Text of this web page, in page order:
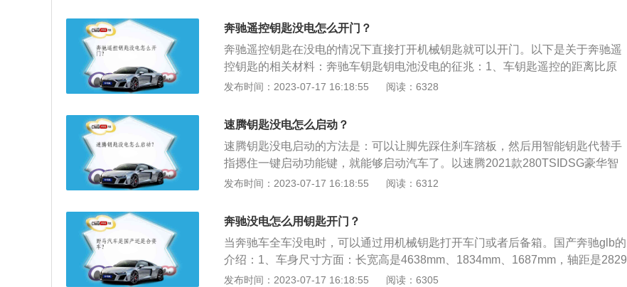
插进去轻轻一撬，就可以撬动奔驰品牌标志那一块，把这块东西拿掉后可以看到
钥匙的电池，换上新电池就可以正常使用。
奔驰遥控钥匙没电怎么开门？
奔驰遥控钥匙在没电的情况下直接打开机械钥匙就可以开门。以下是关于奔驰遥
控钥匙的相关材料：奔驰车钥匙钥电池没电的征兆：1、车钥匙遥控的距离比原
来短，比如平时在5、6米远的地方能解锁，而如今必须要站在车门旁才能解锁。
门打开。3、钥匙上面的指示灯变暗，或忽明忽暗。还有一些比较高档的车型，
会在仪表盘上面进行提示，告诉车主，钥匙电池快要没电。
发布时间：2023-07-17 16:18:55 阅读：6328
速腾钥匙没电怎么启动？
速腾钥匙没电启动的方法是：可以让脚先踩住刹车踏板，然后用智能钥匙代替手
指摁住一键启动功能键，就能够启动汽车了。以速腾2021款280TSIDSG豪华智
联版为例：这款车的生产厂商为一汽大众，级别为紧凑型车，能源类型为汽油，
距为2731mm，车身类型为4门5座三厢车，最高车速每小时为200千米。
发布时间：2023-07-17 16:18:55 阅读：6312
奔驰没电怎么用钥匙开门？
当奔驰车全车没电时，可以通过用机械钥匙打开车门或者后备箱。国产奔驰glb的
介绍：1、车身尺寸方面：长宽高是4638mm、1834mm、1687mm，轴距是2829
mm。2、动力方面：搭载的是1.3T涡轮增压发动机，最大输出功率为120kW，峰
发布时间：2023-07-17 16:18:55 阅读：6305